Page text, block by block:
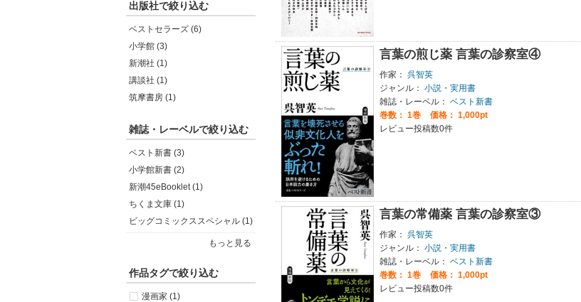
出版社で絞り込む
ベストセラーズ (6)
小学館 (3)
新潮社 (1)
講談社 (1)
筑摩書房 (1)
雑誌・レーベルで絞り込む
ベスト新書 (3)
小学館新書 (2)
新潮45eBooklet (1)
ちくま文庫 (1)
ビッグコミックススペシャル (1)
もっと見る
作品タグで絞り込む
漫画家 (1)
言葉の煎じ薬 言葉の診察室④
作家： 呉智英
ジャンル： 小説・実用書
雑誌・レーベル： ベスト新書
巻数： 1巻
価格： 1,000pt
レビュー投稿数0件
言葉の常備薬 言葉の診察室③
作家： 呉智英
ジャンル： 小説・実用書
雑誌・レーベル： ベスト新書
巻数： 1巻
価格： 1,000pt
レビュー投稿数0件